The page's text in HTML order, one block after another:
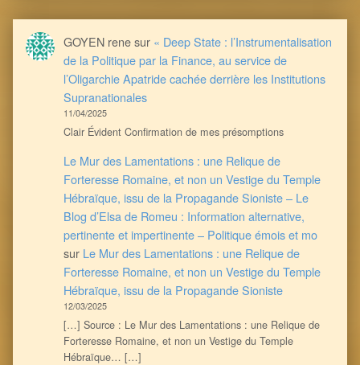
GOYEN renesur « Deep State : l’Instrumentalisation
de la Politique par la Finance, au service de
l’Oligarchie Apatride cachée derrière les Institutions
Supranationales
11/04/2025
Clair Évident Confirmation de mes présomptions
Le Mur des Lamentations : une Relique de
Forteresse Romaine, et non un Vestige du Temple
Hébraïque, issu de la Propagande Sioniste – Le
Blog d’Elsa de Romeu : Information alternative,
pertinente et impertinente – Politique émois et mo
sur Le Mur des Lamentations : une Relique de
Forteresse Romaine, et non un Vestige du Temple
Hébraïque, issu de la Propagande Sioniste
12/03/2025
[…] Source : Le Mur des Lamentations : une Relique de
Forteresse Romaine, et non un Vestige du Temple
Hébraïque… […]